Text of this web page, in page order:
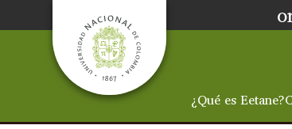
¿Qué es Eetane?